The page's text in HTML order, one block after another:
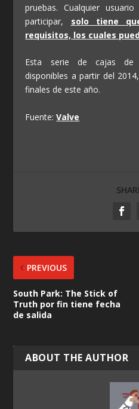
pruebas. Cualquier
participar, solo tiene
requisitos, los cuales
Esta serie de cajas de
disponibles a partir del
finales de este año.
Fuente:Valve
PREVIOUS
South Park: The Stick of
Truth por fin tiene fecha
de salida
ABOUT THE AUTHOR